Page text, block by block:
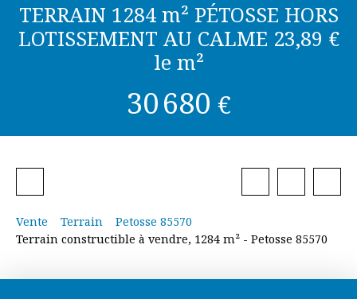
TERRAIN 1284 m² PÉTOSSE HORS
LOTISSEMENT AU CALME 23,89 €
le m²
30 680 €
Vente Terrain
Petosse 85570
Terrain constructible à vendre, 1284 m² - Petosse 85570